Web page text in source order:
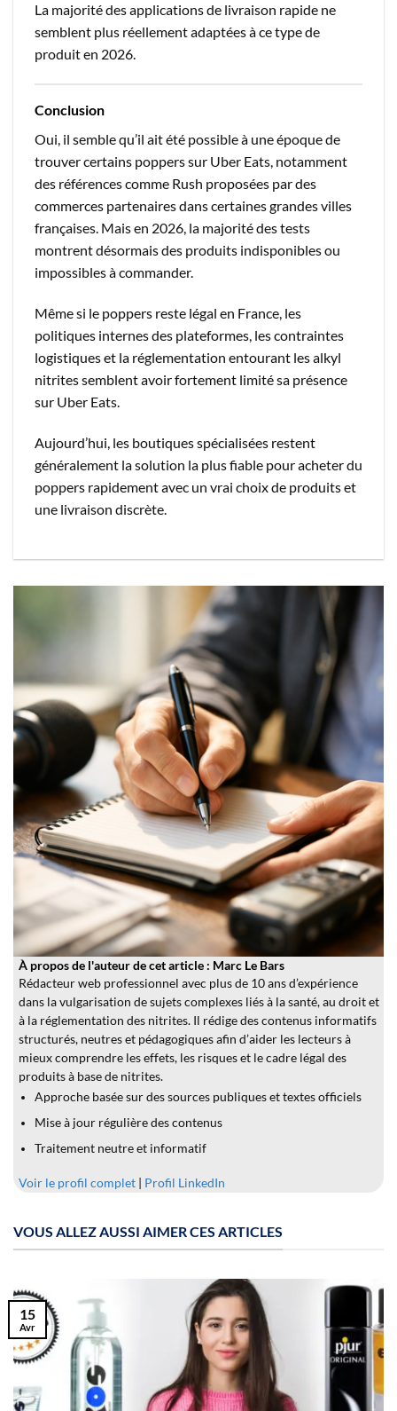
La majorité des applications de livraison rapide ne
semblent plus réellement adaptées à ce type de
produit en 2026.
Conclusion
Oui, il semble qu’il ait été possible à une époque de
trouver certains poppers sur Uber Eats, notamment
des références comme Rush proposées par des
commerces partenaires dans certaines grandes villes
françaises. Mais en 2026, la majorité des tests
montrent désormais des produits indisponibles ou
impossibles à commander.
Même si le poppers reste légal en France, les
politiques internes des plateformes, les contraintes
logistiques et la réglementation entourant les alkyl
nitrites semblent avoir fortement limité sa présence
sur Uber Eats.
Aujourd’hui, les boutiques spécialisées restent
généralement la solution la plus fiable pour acheter du
poppers rapidement avec un vrai choix de produits et
une livraison discrète.
À propos de l'auteur de cet article : Marc Le Bars
Rédacteur web professionnel avec plus de 10 ans d’expérience
dans la vulgarisation de sujets complexes liés à la santé, au droit et
à la réglementation des nitrites. Il rédige des contenus informatifs
structurés, neutres et pédagogiques afin d’aider les lecteurs à
mieux comprendre les effets, les risques et le cadre légal des
produits à base de nitrites.
Approche basée sur des sources publiques et textes officiels
Mise à jour régulière des contenus
Traitement neutre et informatif
Voir le profil complet | Profil LinkedIn
VOUS ALLEZ AUSSI AIMER CES ARTICLES
15
Avr